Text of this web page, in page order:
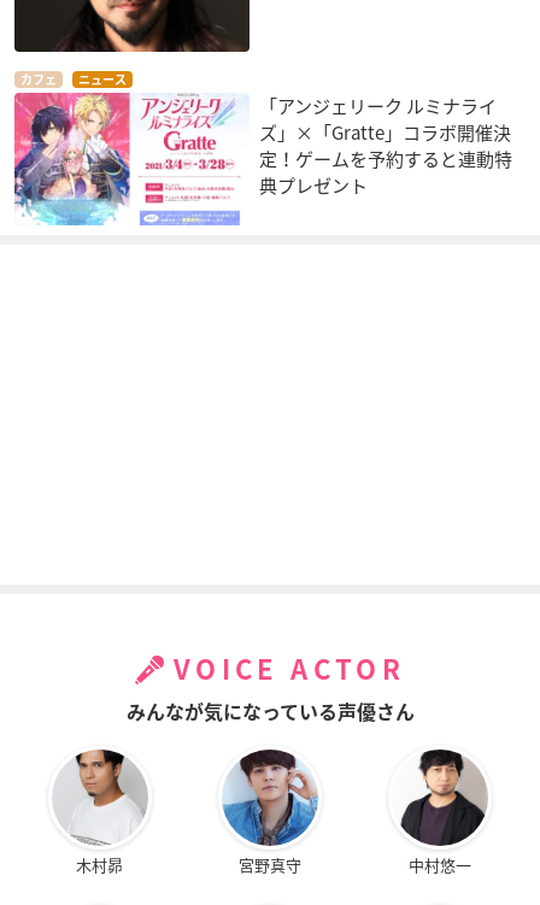
カフェ ニュース
「アンジェリーク ルミナライ
ズ」×「Gratte」コラボ開催決
定！ゲームを予約すると連動特
典プレゼント
VOICE ACTOR
みんなが気になっている声優さん
木村昴 宮野真守 中村悠一